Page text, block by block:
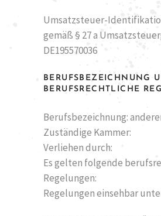
Umsatzsteuer-
gemäß § 27 a
DE195570036
BERUFSBEZEICHNUNG
BERUFSRECHTLICHE
Berufsbezeichnung:
Zuständige Kammer:
Verliehen durch:
Es gelten folgende
Regelungen:
Regelungen einsehbar